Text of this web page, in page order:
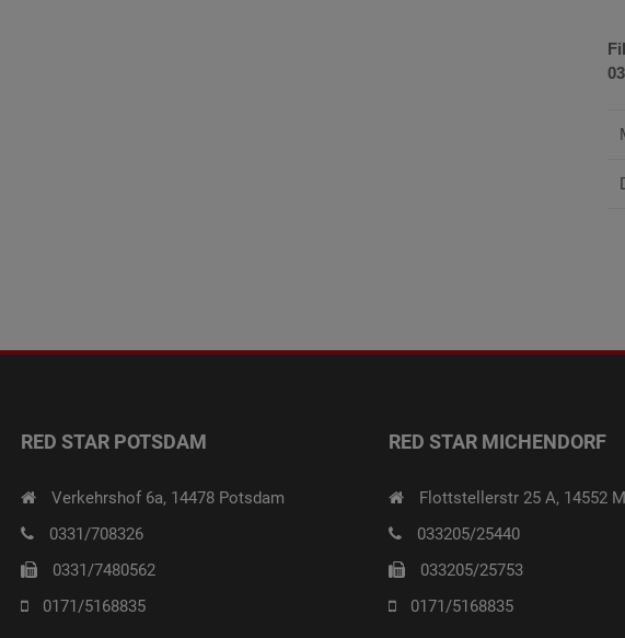
RED STAR POTSDAM
Verkehrshof 6a, 14478 Potsdam
0331/708326
0331/7480562
0171/5168835
RED STAR MICHENDORF
Flottstellerstr 25 A, 14552
033205/25440
033205/25753
0171/5168835